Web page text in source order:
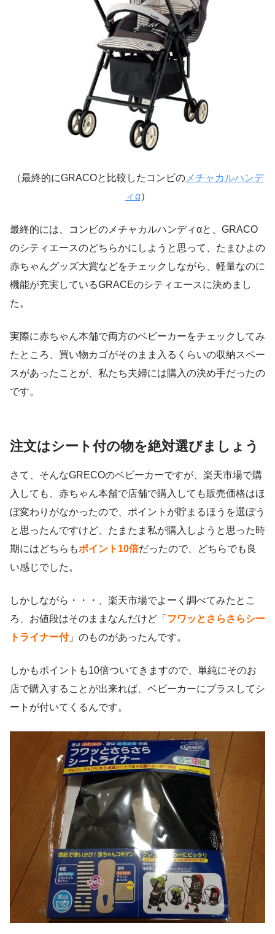
（最終的にGRACOと比較したコンビのメチャカルハンデ
ィα）
最終的には、コンビのメチャカルハンディαと、GRACO
のシティエースのどちらかにしようと思って、たまひよの
赤ちゃんグッズ大賞などをチェックしながら、 軽量なのに
機能が充実しているGRACEのシティエースに決めまし
た。
実際に赤ちゃん本舗で両方のベビーカーをチェックしてみ
たところ、買い物カゴがそのまま入るくらいの収納スペー
スがあったことが、私たち夫婦には購入の決め手だったの
です。
注文はシート付の物を絶対選びましょう
さて、そんなGRECOのベビーカーですが、 楽天市場で購
入しても、赤ちゃん本舗で店舗で購入しても販売価格はほ
ぼ変わりがなかったので、ポイントが貯まるほうを選ぼう
と思ったんですけど、たまたま私が購入しようと思った時
期にはどちらもポイント10倍だったので、どちらでも良
い感じでした。
しかしながら・・・、楽天市場でよーく調べてみたとこ
ろ、お値段はそのままなんだけど「 フワッとさらさらシー
トライナー付」のものがあったんです。
しかもポイントも10倍ついてきますので、単純にそのお
店で購入することが出来れば、ベビーカーにプラスしてシ
ートが付いてくるんです。